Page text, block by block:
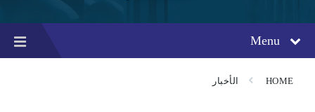
Menu
HOME الأخبار